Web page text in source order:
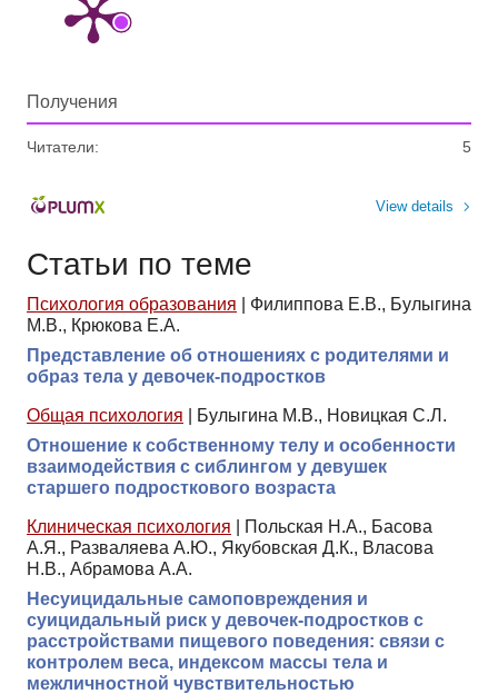
Получения
Читатели: 5
View details
Статьи по теме
Психология образования
Филиппова Е.В., Булыгина
М.В., Крюкова Е.А.
Представление об отношениях с родителями и
образ тела у девочек-подростков
Общая психология
Булыгина М.В., Новицкая С.Л.
Отношение к собственному телу и особенности
взаимодействия с сиблингом у девушек
старшего подросткового возраста
Клиническая психология
Польская Н.А., Басова
А.Я., Разваляева А.Ю., Якубовская Д.К., Власова
Н.В., Абрамова А.А.
Несуицидальные самоповреждения и
суицидальный риск у девочек-подростков с
расстройствами пищевого поведения: связи с
контролем веса, индексом массы тела и
межличностной чувствительностью